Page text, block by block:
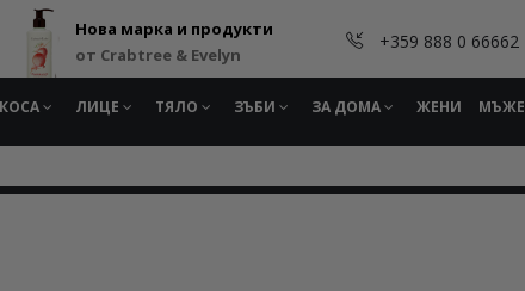
Нова марка и продукти
от Crabtree & Evelyn
+359 888 0 66662
КОСА ЛИЦЕ ТЯЛО ЗЪБИ ЗА ДОМА ЖЕНИ МЪЖЕ